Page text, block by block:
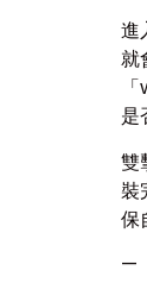
進
就
是
雙
裝
保
—